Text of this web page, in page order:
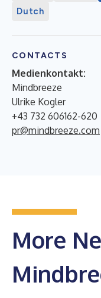
Dutch
CONTACTS
Medienkontakt:
Mindbreeze
Ulrike Kogler
+43 732 606162-620
pr@mindbreeze.com
More